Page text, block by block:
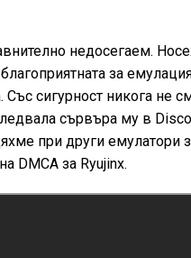
недосегаем.
за
Със сигурност никога не
сървъра му в
при други
DMCA за Ryujinx.